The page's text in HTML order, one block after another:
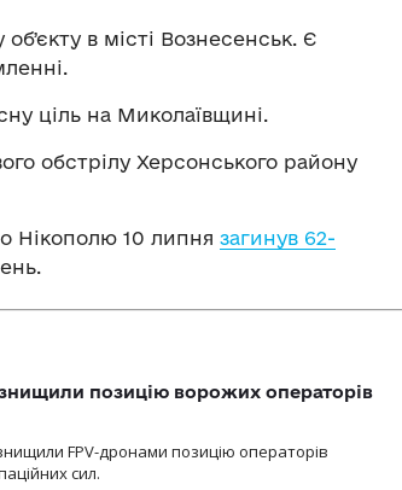
в місті Вознесенськ. Є
ціль на Миколаївщині.
обстрілу Херсонського району
Нікополю 10 липня загинув 62-
позицію ворожих операторів
FPV-дронами позицію операторів
сил.